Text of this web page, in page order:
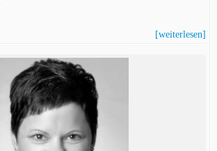
[weiterlesen]